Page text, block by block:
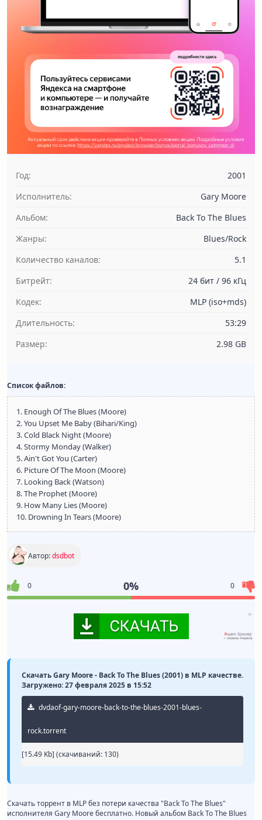
Год:
2001
Исполнитель:
Gary Moore
Альбом:
Back To The Blues
Жанры:
Blues/Rock
Количество каналов:
5.1
Битрейт:
24 бит / 96 кГц
Кодек:
MLP (iso+mds)
Длительность:
53:29
Размер:
2.98 GB
Список файлов:
1. Enough Of The Blues (Moore)
2. You Upset Me Baby (Bihari/King)
3. Cold Black Night (Moore)
4. Stormy Monday (Walker)
5. Ain't Got You (Carter)
6. Picture Of The Moon (Moore)
7. Looking Back (Watson)
8. The Prophet (Moore)
9. How Many Lies (Moore)
10. Drowning In Tears (Moore)
Автор:dsdbot
0 0% 0
Скачать Gary Moore - Back To The Blues (2001) в MLP качестве.
Загружено: 27 февраля 2025 в 15:52
dvdaof-gary-moore-back-to-the-blues-2001-blues-
rock.torrent
[15.49 Kb] (cкачиваний: 130)
Скачать торрент в MLP без потери качества "Back To The Blues"
исполнителя Gary Moore бесплатно. Новый альбом Back To The Blues